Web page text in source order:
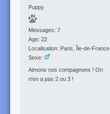
Puppy
Messages: 7
Age: 22
Localisation: Paris, Île-de-France
Sexe:
Aimons nos compagnons ! On
n'en a pas 2 ou 3 !